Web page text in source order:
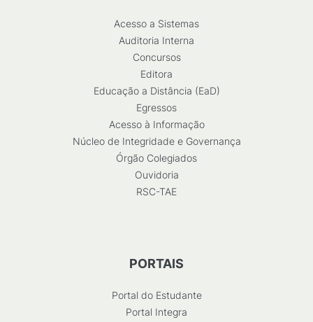
Acesso a Sistemas
Auditoria Interna
Concursos
Editora
Educação a Distância (EaD)
Egressos
Acesso à Informação
Núcleo de Integridade e Governança
Órgão Colegiados
Ouvidoria
RSC-TAE
PORTAIS
Portal do Estudante
Portal Integra